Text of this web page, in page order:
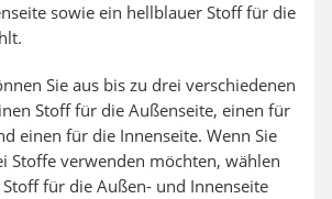
sowie ein hellblauer Stoff für die
Sie aus bis zu drei verschiedenen
Stoff für die Außenseite, einen für
einen für die Innenseite. Wenn Sie
Stoffe verwenden möchten, wählen
für die Außen- und Innenseite